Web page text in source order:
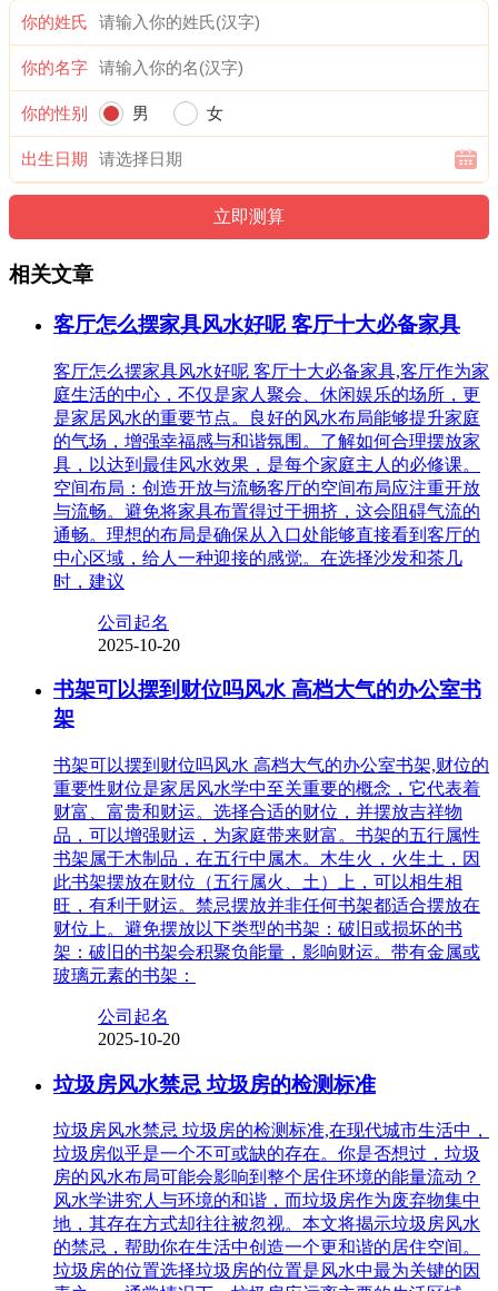
你的姓氏
你的名字
你的性别 男 女
出生日期
相关文章
客厅怎么摆家具风水好呢 客厅十大必备家具
客厅怎么摆家具风水好呢 客厅十大必备家具,客厅作为家
庭生活的中心，不仅是家人聚会、休闲娱乐的场所，更
是家居风水的重要节点。良好的风水布局能够提升家庭
的气场，增强幸福感与和谐氛围。了解如何合理摆放家
具，以达到最佳风水效果，是每个家庭主人的必修课。
空间布局：创造开放与流畅客厅的空间布局应注重开放
与流畅。避免将家具布置得过于拥挤，这会阻碍气流的
通畅。理想的布局是确保从入口处能够直接看到客厅的
中心区域，给人一种迎接的感觉。在选择沙发和茶几
时，建议
公司起名
2025-10-20
书架可以摆到财位吗风水 高档大气的办公室书
架
书架可以摆到财位吗风水 高档大气的办公室书架,财位的
重要性财位是家居风水学中至关重要的概念，它代表着
财富、富贵和财运。选择合适的财位，并摆放吉祥物
品，可以增强财运，为家庭带来财富。书架的五行属性
书架属于木制品，在五行中属木。木生火，火生土，因
此书架摆放在财位（五行属火、土）上，可以相生相
旺，有利于财运。禁忌摆放并非任何书架都适合摆放在
财位上。避免摆放以下类型的书架：破旧或损坏的书
架：破旧的书架会积聚负能量，影响财运。带有金属或
玻璃元素的书架：
公司起名
2025-10-20
垃圾房风水禁忌 垃圾房的检测标准
垃圾房风水禁忌 垃圾房的检测标准,在现代城市生活中，
垃圾房似乎是一个不可或缺的存在。你是否想过，垃圾
房的风水布局可能会影响到整个居住环境的能量流动？
风水学讲究人与环境的和谐，而垃圾房作为废弃物集中
地，其存在方式却往往被忽视。本文将揭示垃圾房风水
的禁忌，帮助你在生活中创造一个更和谐的居住空间。
垃圾房的位置选择垃圾房的位置是风水中最为关键的因